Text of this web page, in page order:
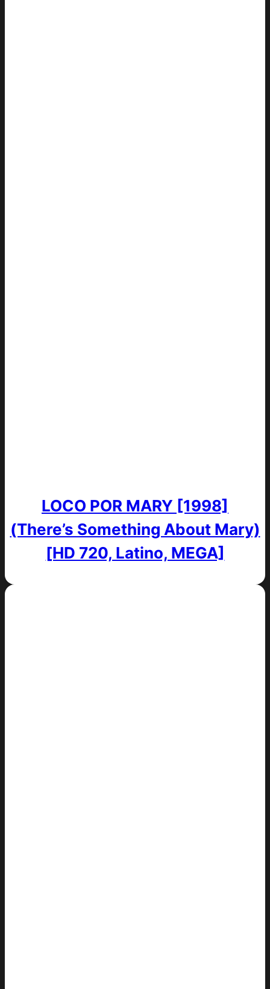
LOCO POR MARY [1998]
(There’s Something About Mary)
[HD 720, Latino, MEGA]